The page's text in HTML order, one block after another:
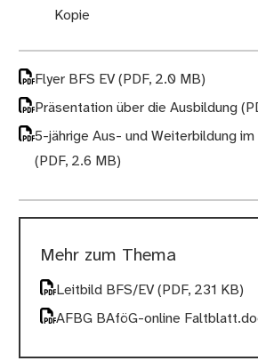
Kopie
Flyer BFS EV(PDF, 2.0 MB)
Präsentation über die Ausbildung
5-jährige Aus- und Weiterbildung im
(PDF, 2.6 MB)
Mehr zum Thema
Leitbild BFS/EV(PDF, 231 KB)
AFBG BAföG-online